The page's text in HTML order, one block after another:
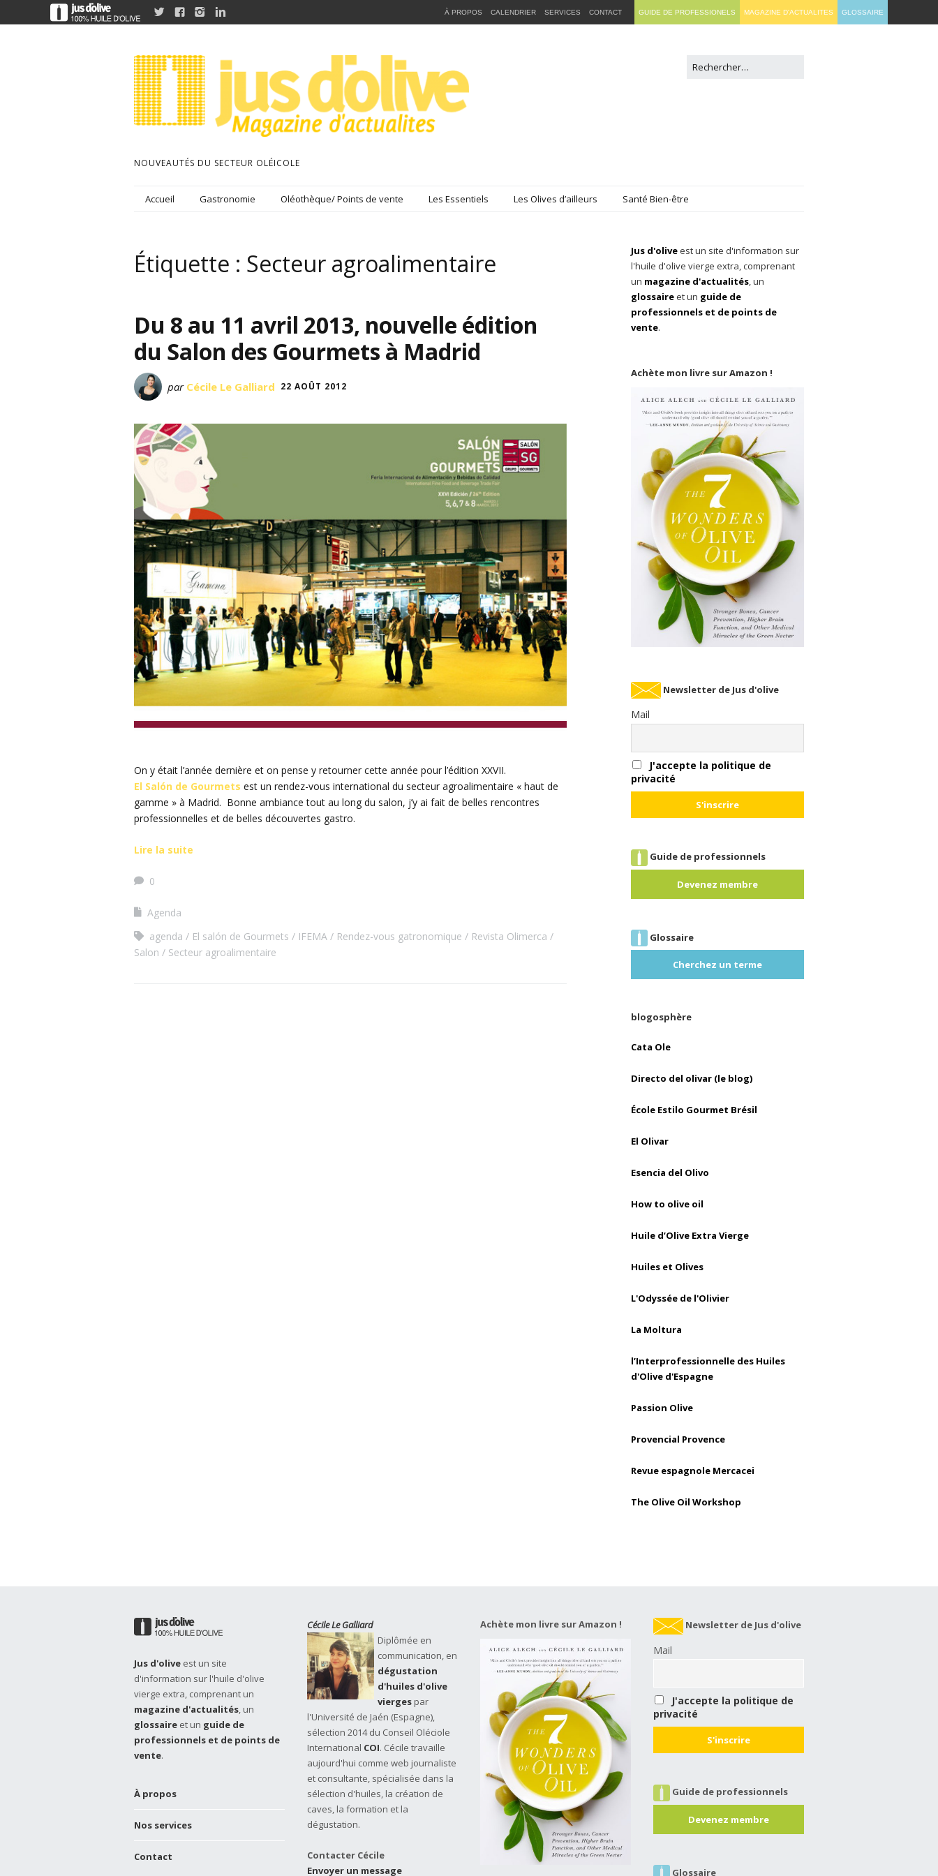
NOUVEAUTÉS DU SECTEUR OLÉICOLE
Accueil Gastronomie Oléothèque/ Points de vente Les Essentiels Les Olives d’ailleurs Santé Bien-être
Étiquette : Secteur agroalimentaire
Du 8 au 11 avril 2013, nouvelle édition
du Salon des Gourmets à Madrid
par Cécile Le Galliard 22 AOÛT 2012
On y était l’année dernière et on pense y retourner cette année pour l’édition XXVII.
El Salón de Gourmets est un rendez-vous international du secteur agroalimentaire « haut de
gamme » à Madrid. Bonne ambiance tout au long du salon, j’y ai fait de belles rencontres
professionnelles et de belles découvertes gastro.
Lire la suite
0
Agenda
agenda
El salón de Gourmets IFEMA Rendez-vous gatronomique
Revista Olimerca
Salon
Secteur agroalimentaire
Jus d'oliveest un site d'information sur
l'huile d'olive vierge extra, comprenant
un magazine d'actualités, un
glossaireet un guide de
professionnels et de points de
vente.
Achète mon livre sur Amazon !
Newsletter de Jus d'olive
Mail
J'accepte la politique de
privacité
Guide de professionnels
Devenez membre
Glossaire
Cherchez un terme
blogosphère
Cata Ole
Directo del olivar (le blog)
École Estilo Gourmet Brésil
El Olivar
Esencia del Olivo
How to olive oil
Huile d’Olive Extra Vierge
Huiles et Olives
L'Odyssée de l'Olivier
La Moltura
l’Interprofessionnelle des Huiles
d'Olive d'Espagne
Passion Olive
Provencial Provence
Revue espagnole Mercacei
The Olive Oil Workshop
Jus d'olive est un site
d'information sur l'huile d'olive
vierge extra, comprenant un
magazine d'actualités, un
glossaire et un guide de
professionnels et de points de
vente.
À propos
Nos services
Contact
Cécile Le Galliard
Diplômée en
communication, en
dégustation
d'huiles d'olive
vierges par
l'Université de Jaén (Espagne),
sélection 2014 du Conseil Oléciole
International COI. Cécile travaille
aujourd'hui comme web journaliste
et consultante, spécialisée dans la
sélection d'huiles, la création de
caves, la formation et la
dégustation.
Contacter Cécile
Envoyer un message
Achète mon livre sur Amazon ! Newsletter de Jus d'olive
Mail
J'accepte la politique de
privacité
Guide de professionnels
Devenez membre
Glossaire
    GUIDE DE PROFESSIONELS MAGAZINE D'ACTUALITES GLOSSAIRE
À PROPOS CALENDRIER SERVICES CONTACT